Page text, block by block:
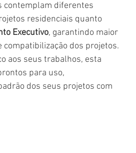
contemplam diferentes
residenciais quanto
Executivo, garantindo maior
compatibilização dos projetos.
aos seus trabalhos, esta
para uso,
dos seus projetos com